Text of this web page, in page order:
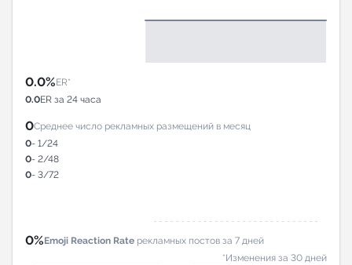
0.0%ER*
0.0ER за 24 часа
0Среднее число рекламных размещений в месяц
0- 1/24
0- 2/48
0- 3/72
0%Emoji Reaction Rate рекламных постов за 7 дней
*Изменения за 30 дней